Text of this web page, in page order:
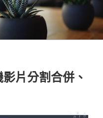
片分割合併、